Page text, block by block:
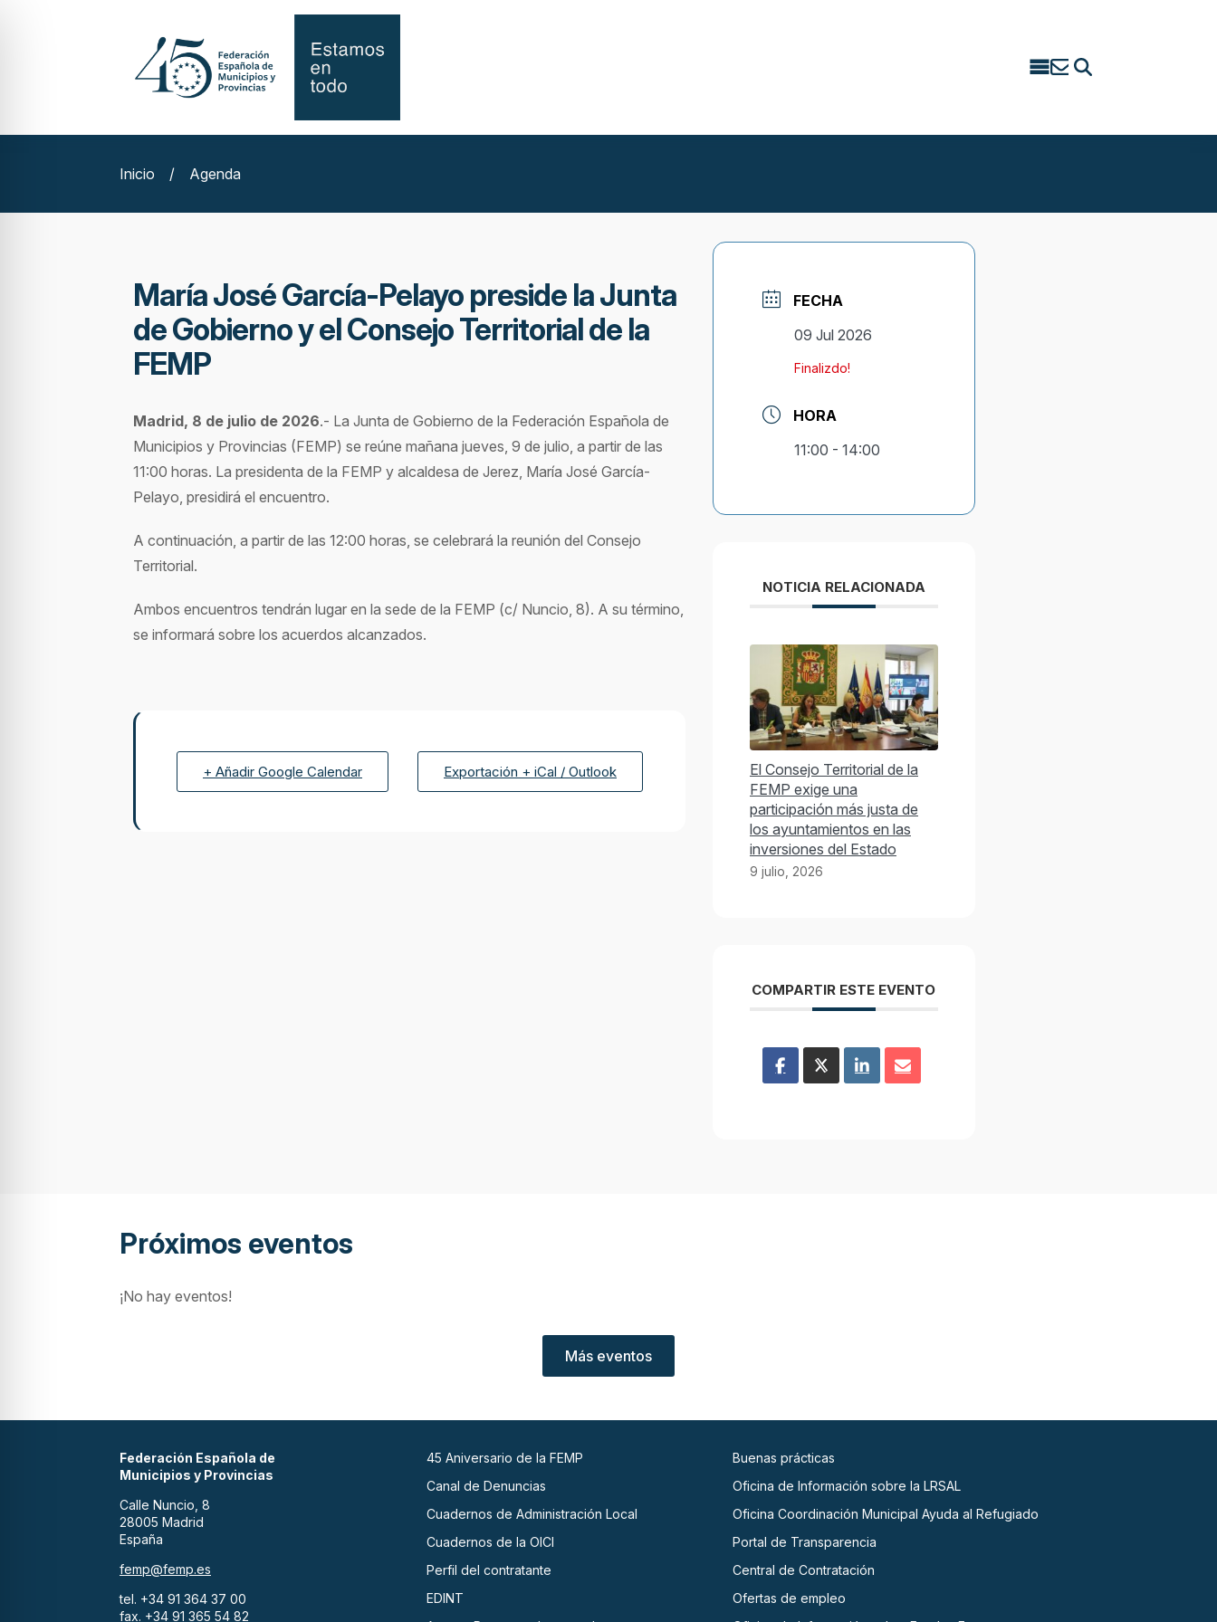
Inicio / Agenda
María José García-Pelayo preside la Junta
de Gobierno y el Consejo Territorial de la
FEMP
Madrid, 8 de julio de 2026.- La Junta de Gobierno de la Federación Española de
Municipios y Provincias (FEMP) se reúne mañana jueves, 9 de julio, a partir de las
11:00 horas. La presidenta de la FEMP y alcaldesa de Jerez, María José García-
Pelayo, presidirá el encuentro.
A continuación, a partir de las 12:00 horas, se celebrará la reunión del Consejo
Territorial.
Ambos encuentros tendrán lugar en la sede de la FEMP (c/ Nuncio, 8). A su término,
se informará sobre los acuerdos alcanzados.
+ Añadir Google Calendar Exportación + iCal / Outlook
FECHA
09 Jul 2026
Finalizdo!
HORA
11:00 - 14:00
NOTICIA RELACIONADA
El Consejo Territorial de la
FEMP exige una
participación más justa de
los ayuntamientos en las
inversiones del Estado
9 julio, 2026
COMPARTIR ESTE EVENTO
Próximos eventos
¡No hay eventos!
Más eventos
Federación Española de
Municipios y Provincias
Calle Nuncio, 8
28005 Madrid
España
femp@femp.es
tel. +34 91 364 37 00
fax. +34 91 365 54 82
45 Aniversario de la FEMP
Canal de Denuncias
Cuadernos de Administración Local
Cuadernos de la OICI
Perfil del contratante
EDINT
Buenas prácticas
Oficina de Información sobre la LRSAL
Oficina Coordinación Municipal Ayuda al Refugiado
Portal de Transparencia
Central de Contratación
Ofertas de empleo